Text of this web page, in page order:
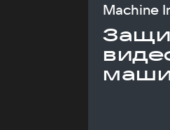
Machine